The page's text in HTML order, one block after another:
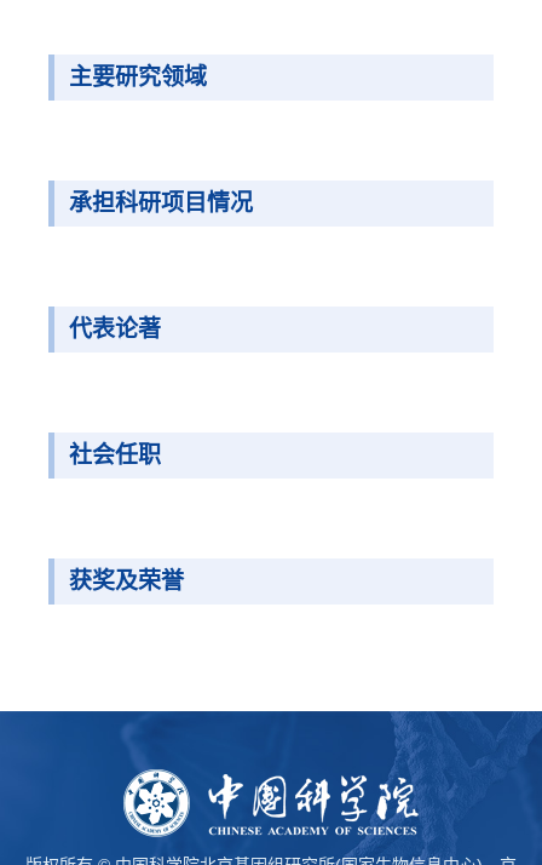
主要研究领域
承担科研项目情况
代表论著
社会任职
获奖及荣誉